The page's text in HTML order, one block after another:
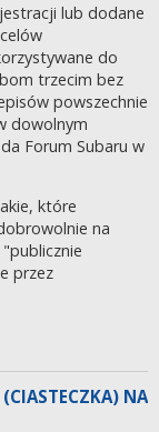
lub dodane
do
trzecim bez
powszechnie
dowolnym
Forum Subaru w
które
na
przez
NA